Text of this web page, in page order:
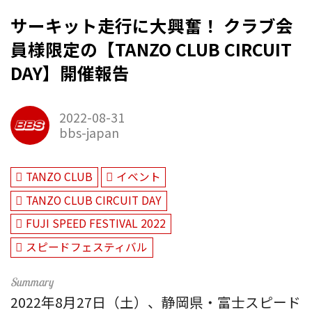
サーキット走行に大興奮！ クラブ会
員様限定の【TANZO CLUB CIRCUIT
DAY】開催報告
2022-08-31
bbs-japan
TANZO CLUB
イベント
TANZO CLUB CIRCUIT DAY
FUJI SPEED FESTIVAL 2022
スピードフェスティバル
2022年8月27日（土）、静岡県・富士スピード